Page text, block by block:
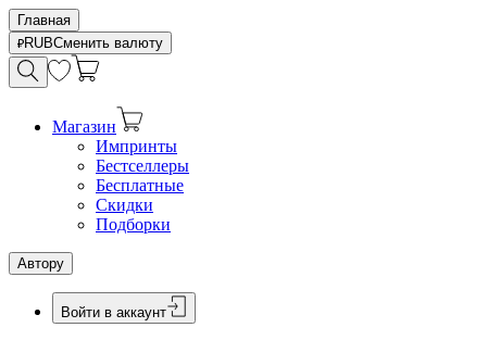
Главная
RUBСменить валюту
Магазин
Импринты
Бестселлеры
Бесплатные
Скидки
Подборки
Автору
Войти в аккаунт